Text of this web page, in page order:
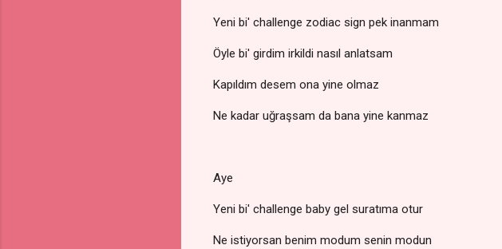
Yeni bi' challenge zodiac sign pek inanmam
Öyle bi' girdim irkildi nasıl anlatsam
Kapıldım desem ona yine olmaz
Ne kadar uğraşsam da bana yine kanmaz
Aye
Yeni bi' challenge baby gel suratıma otur
Ne istiyorsan benim modum senin modun